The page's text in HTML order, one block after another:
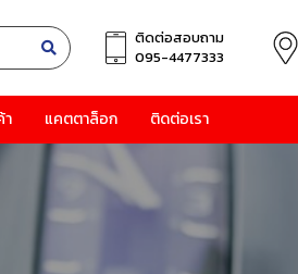
ติดต่อสอบถาม
095-4477333
า แคตตาล็อก ติดต่อเรา